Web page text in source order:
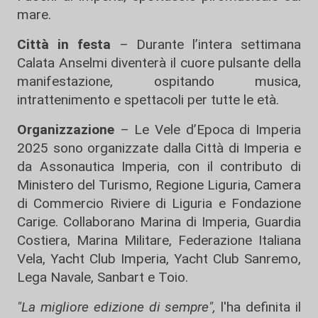
mare.
Città in festa – Durante l’intera settimana
Calata Anselmi diventerà il cuore pulsante della
manifestazione, ospitando musica,
intrattenimento e spettacoli per tutte le età.
Organizzazione – Le Vele d’Epoca di Imperia
2025 sono organizzate dalla Città di Imperia e
da Assonautica Imperia, con il contributo di
Ministero del Turismo, Regione Liguria, Camera
di Commercio Riviere di Liguria e Fondazione
Carige. Collaborano Marina di Imperia, Guardia
Costiera, Marina Militare, Federazione Italiana
Vela, Yacht Club Imperia, Yacht Club Sanremo,
Lega Navale, Sanbart e Toio.
"La migliore edizione di sempre", l'ha definita il